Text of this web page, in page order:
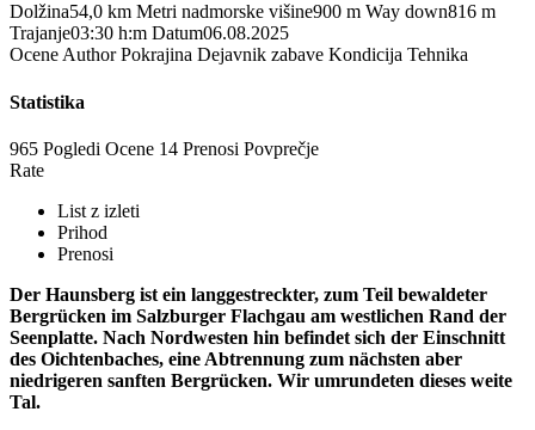
Dolžina54,0 km Metri nadmorske višine900 m Way down816 m
Trajanje03:30 h:m Datum06.08.2025
Ocene Author Pokrajina Dejavnik zabave Kondicija Tehnika
Statistika
965 Pogledi Ocene 14 Prenosi Povprečje
Rate
List z izleti
Prihod
Prenosi
Der Haunsberg ist ein langgestreckter, zum Teil bewaldeter
Bergrücken im Salzburger Flachgau am westlichen Rand der
Seenplatte. Nach Nordwesten hin befindet sich der Einschnitt
des Oichtenbaches, eine Abtrennung zum nächsten aber
niedrigeren sanften Bergrücken. Wir umrundeten dieses weite
Tal.